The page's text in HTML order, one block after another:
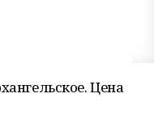
Цена